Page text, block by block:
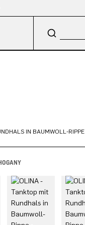
IN BAUMWOLL-RIPPE